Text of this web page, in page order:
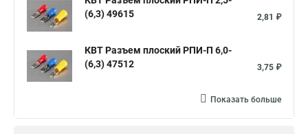
(6,3) 49615
2,81 ₽
КВТ Разъем плоский РПИ-П 6,0-
(6,3) 47512
3,75 ₽
Показать больше